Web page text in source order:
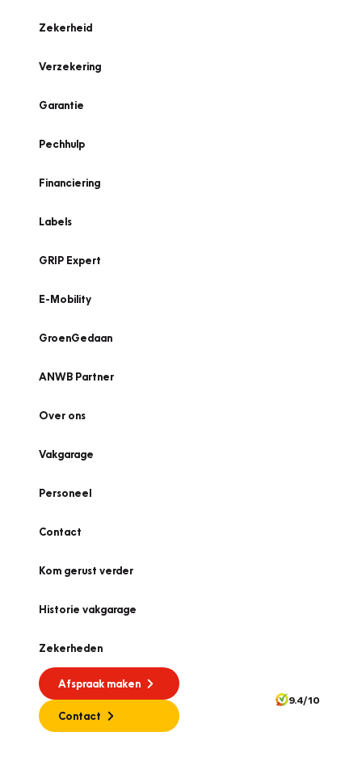
Zekerheid
Verzekering
Garantie
Pechhulp
Financiering
Labels
GRIP Expert
E-Mobility
GroenGedaan
ANWB Partner
Over ons
Vakgarage
Personeel
Contact
Kom gerust verder
Historie vakgarage
Zekerheden
Afspraak maken
Contact
9.4/10